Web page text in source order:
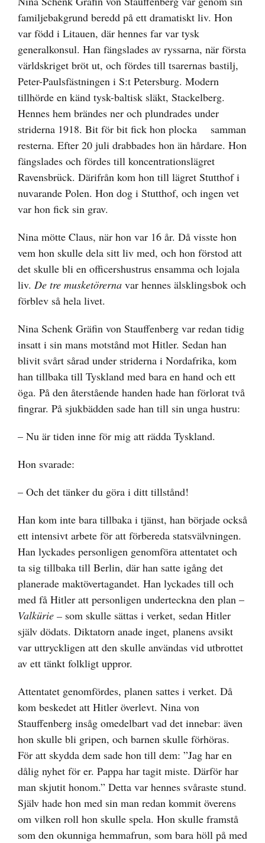
familjebakgrund beredd på ett dramatiskt liv. Hon
var född i Litauen, där hennes far var tysk
generalkonsul. Han fängslades av ryssarna, när första
världskriget bröt ut, och fördes till tsarernas bastilj,
Peter-Paulsfästningen i S:t Petersburg. Modern
tillhörde en känd tysk-baltisk släkt, Stackelberg.
Hennes hem brändes ner och plundrades under
striderna 1918. Bit för bit fick hon plocka samman
resterna. Efter 20 juli drabbades hon än hårdare. Hon
fängslades och fördes till koncentrationslägret
Ravensbrück. Därifrån kom hon till lägret Stutthof i
nuvarande Polen. Hon dog i Stutthof, och ingen vet
var hon fick sin grav.
Nina mötte Claus, när hon var 16 år. Då visste hon
vem hon skulle dela sitt liv med, och hon förstod att
det skulle bli en officershustrus ensamma och lojala
liv. De tre musketörerna var hennes älsklingsbok och
förblev så hela livet.
Nina Schenk Gräfin von Stauffenberg var redan tidig
insatt i sin mans motstånd mot Hitler. Sedan han
blivit svårt sårad under striderna i Nordafrika, kom
han tillbaka till Tyskland med bara en hand och ett
öga. På den återstående handen hade han förlorat två
fingrar. På sjukbädden sade han till sin unga hustru:
– Nu är tiden inne för mig att rädda Tyskland.
Hon svarade:
– Och det tänker du göra i ditt tillstånd!
Han kom inte bara tillbaka i tjänst, han började också
ett intensivt arbete för att förbereda statsvälvningen.
Han lyckades personligen genomföra attentatet och
ta sig tillbaka till Berlin, där han satte igång det
planerade maktövertagandet. Han lyckades till och
med få Hitler att personligen underteckna den plan –
Valkürie – som skulle sättas i verket, sedan Hitler
själv dödats. Diktatorn anade inget, planens avsikt
var uttryckligen att den skulle användas vid utbrottet
av ett tänkt folkligt uppror.
Attentatet genomfördes, planen sattes i verket. Då
kom beskedet att Hitler överlevt. Nina von
Stauffenberg insåg omedelbart vad det innebar: även
hon skulle bli gripen, och barnen skulle förhöras.
För att skydda dem sade hon till dem: ”Jag har en
dålig nyhet för er. Pappa har tagit miste. Därför har
man skjutit honom.” Detta var hennes svåraste stund.
Själv hade hon med sin man redan kommit överens
om vilken roll hon skulle spela. Hon skulle framstå
som den okunniga hemmafrun, som bara höll på med